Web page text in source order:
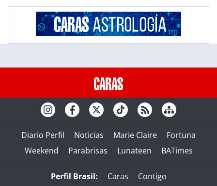
Diario Perfil Noticias Marie Claire
Fortuna
Weekend
Parabrisas Lunateen BATimes
Perfil Brasil: Caras Contigo